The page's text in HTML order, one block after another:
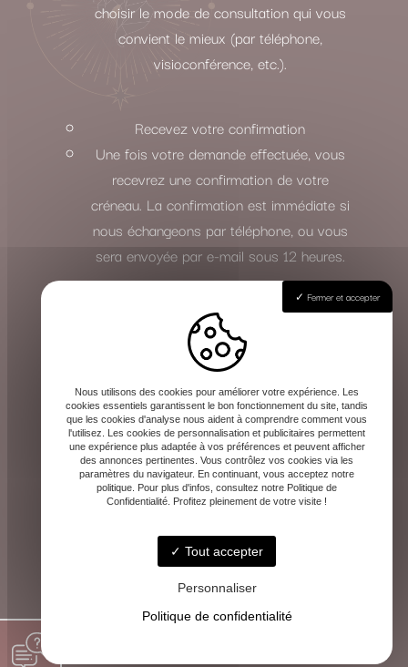
choisir le mode de consultation qui vous
convient le mieux (par téléphone,
visioconférence, etc.).
Recevez votre confirmation
Une fois votre demande effectuée, vous
recevrez une confirmation de votre
créneau. La confirmation est immédiate si
nous échangeons par téléphone, ou vous
sera envoyée par e-mail sous 12 heures.
Effectuez votre règlement
Le paiement de la consultation s’effectue
en toute sécurité à l’avance, une fois le
rendez-vous validé. Les instructions de
paiement vous seront communiquées avec
la confirmation.
Cette méthode vous garantit la même qualité
d’écoute et de guidance, où que vous soyez.
Fermer et accepter
Nous utilisons des cookies pour améliorer votre expérience. Les
cookies essentiels garantissent le bon fonctionnement du site, tandis
que les cookies d'analyse nous aident à comprendre comment vous
l'utilisez. Les cookies de personnalisation et publicitaires permettent
une expérience plus adaptée à vos préférences et peuvent afficher
des annonces pertinentes. Vous contrôlez vos cookies via les
paramètres du navigateur. En continuant, vous acceptez notre
politique. Pour plus d'infos, consultez notre Politique de
Confidentialité. Profitez pleinement de votre visite !
Tout accepter
Personnaliser
Politique de confidentialité